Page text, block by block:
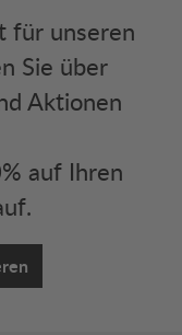
für unseren
Sie über
Aktionen
auf Ihren